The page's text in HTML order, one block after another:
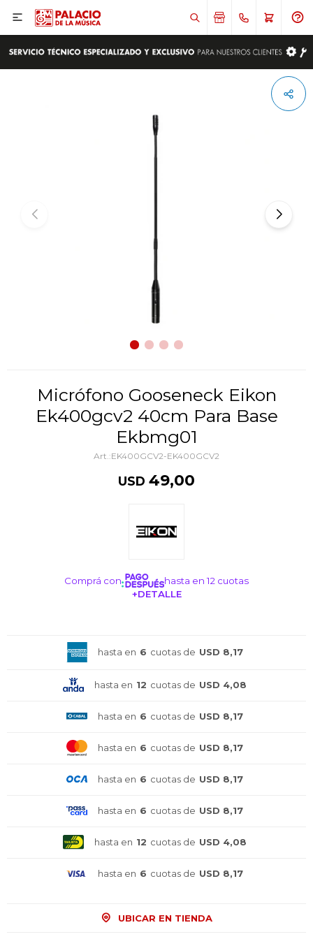

Micrófono Gooseneck Eikon
Ek400gcv2 40cm Para Base
Ekbmg01
EK400GCV2-EK400GCV2
USD 49,00
Comprá con
hasta en 12 cuotas
+DETALLE
hasta en 6 cuotas de USD 8,17
hasta en 12 cuotas de USD 4,08
hasta en 6 cuotas de USD 8,17
hasta en 6 cuotas de USD 8,17
hasta en 6 cuotas de USD 8,17
hasta en 6 cuotas de USD 8,17
hasta en 12 cuotas de USD 4,08
hasta en 6 cuotas de USD 8,17
UBICAR EN TIENDA
comprar!
comprar!
comprar!